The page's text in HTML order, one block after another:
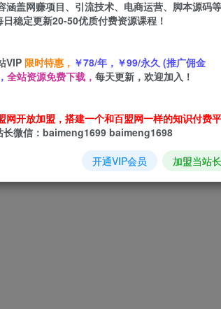
您当前未登录！建议登陆后
涵盖网赚项目、引流技术、电商运营、脚本源码
日稳定更新20-50优质付费资源课程！
VIP限时特惠， ￥78/年，￥99/永久 (推广佣金
全站资源免费下载， 每天更新，欢迎加入！
网开放加盟，搭建一个和百盟网一样的知识付费平
长微信：baimeng1699 baimeng1698
开通VIP会员 加盟当站长